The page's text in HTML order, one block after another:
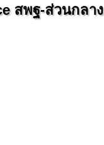
สพฐ-ส่วนกลาง